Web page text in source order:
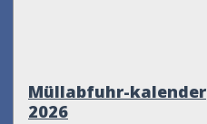
Müllabfuhr-kalender
2026